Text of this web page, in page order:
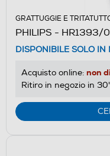
GRATTUGGIE E
PHILIPS - HR1393/
DISPONIBILE SOLO IN
Acquisto online: non
Ritiro in negozio in